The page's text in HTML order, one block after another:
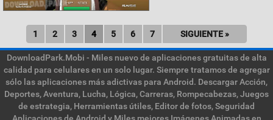
1 2 3 4 5 6 7 SIGUIENTE »
DownloadPark.Mobi - Miles nuevo de aplicaciones gratuitas de alta
calidad para celulares en un solo lugar. Siempre tratamos de agregar
sólo las aplicaciones más adictivas para Android. Descargar Acción,
Deportes, Aventura, Lucha, Lógica, Carreras, Rompecabezas, Juegos
de estrategia, Herramientas útiles, Editor de fotos, Seguridad